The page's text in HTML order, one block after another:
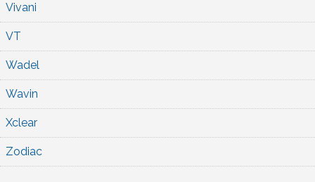
Vivani
VT
Wadel
Wavin
Xclear
Zodiac